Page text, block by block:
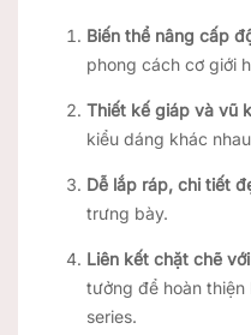
Biến thể nâng cấp
phong cách cơ giới
Thiết kế giáp và vũ
kiểu dáng khác
Dễ lắp ráp, chi tiết
trưng bày.
Liên kết chặt chẽ
tưởng để hoàn
series.